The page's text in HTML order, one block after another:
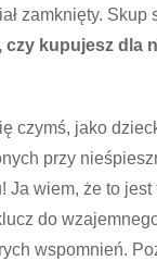
zamknięty. Skup
kupujesz dla
czymś, jako
przy
wiem, że to
do
wspomnień.